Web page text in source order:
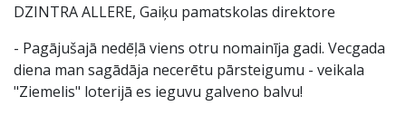
DZINTRA ALLERE, Gaiķu pamatskolas direktore
- Pagājušajā nedēļā viens otru nomainīja gadi. Vecgada
diena man sagādāja necerētu pārsteigumu - veikala
"Ziemelis" loterijā es ieguvu galveno balvu!